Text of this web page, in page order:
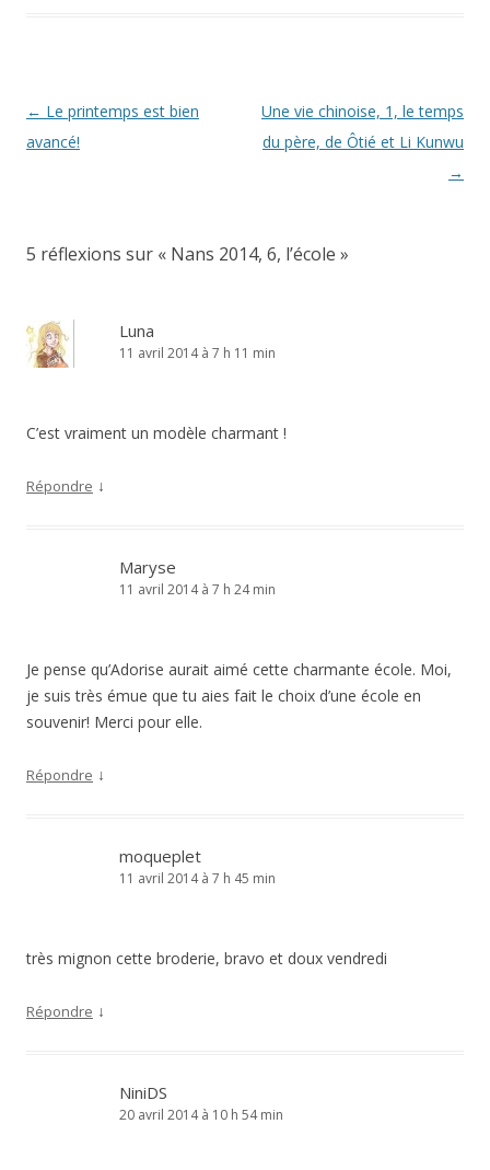
Navigation
des
← Le printemps est bien
avancé!
Une vie chinoise, 1, le temps
du père, de Ôtié et Li Kunwu
→
5 réflexions sur « Nans 2014, 6, l’école »
Luna
11 avril 2014 à 7 h 11 min
C’est vraiment un modèle charmant !
Répondre ↓
Maryse
11 avril 2014 à 7 h 24 min
Je pense qu’Adorise aurait aimé cette charmante école. Moi,
je suis très émue que tu aies fait le choix d’une école en
souvenir! Merci pour elle.
Répondre ↓
moqueplet
11 avril 2014 à 7 h 45 min
très mignon cette broderie, bravo et doux vendredi
Répondre ↓
NiniDS
20 avril 2014 à 10 h 54 min